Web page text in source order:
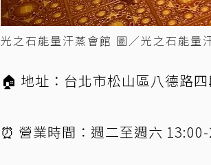
光之石能量汗蒸會館 圖／光之石能量
🏠 地址：台北市松山區八德路
⏰ 營業時間：週二至週六